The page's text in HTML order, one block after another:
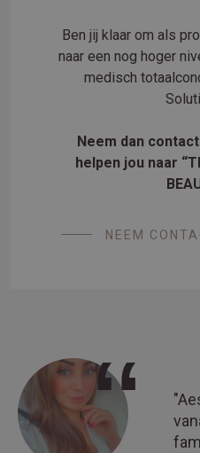
Ben jij klaar om als
naar een nog hoger
medisch
Neem dan
helpen jou naar
NEEM
‘‘